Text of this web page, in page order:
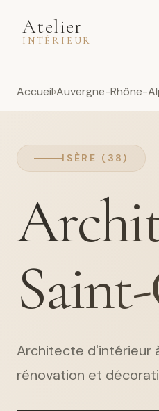
Atelier
INTÉRIEUR
Accueil Auvergne-Rhône-
ISÈRE (38)
Architecte d'intérieur
rénovation et